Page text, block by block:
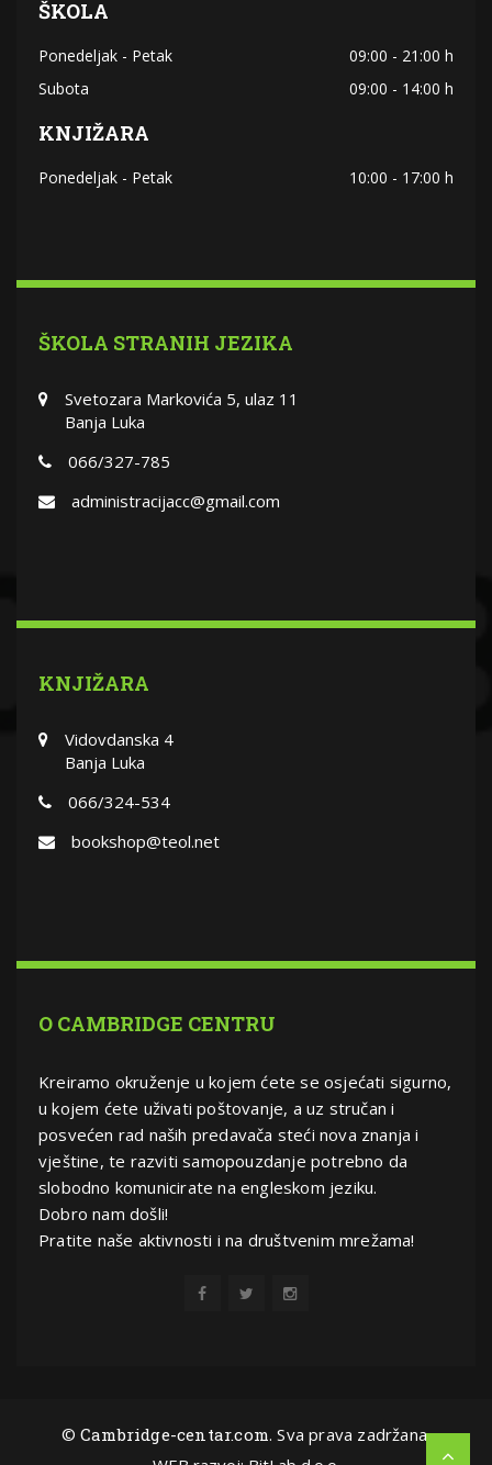
ŠKOLA
Ponedeljak - Petak
09:00 - 21:00 h
Subota
09:00 - 14:00 h
KNJIŽARA
Ponedeljak - Petak 10:00 - 17:00 h
ŠKOLA STRANIH JEZIKA
Svetozara Markovića 5, ulaz 11
Banja Luka
066/327-785
administracijacc@gmail.com
KNJIŽARA
Vidovdanska 4
Banja Luka
066/324-534
bookshop@teol.net
O CAMBRIDGE CENTRU
Kreiramo okruženje u kojem ćete se osjećati sigurno,
u kojem ćete uživati poštovanje, a uz stručan i
posvećen rad naših predavača steći nova znanja i
vještine, te razviti samopouzdanje potrebno da
slobodno komunicirate na engleskom jeziku.
Dobro nam došli!
Pratite naše aktivnosti i na društvenim mrežama!
©Cambridge-centar.com. Sva prava zadržana.